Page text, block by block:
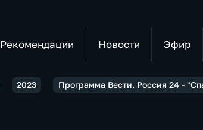
Рекомендации Новости Эфир
2023 Программа Вести. Россия 24 -